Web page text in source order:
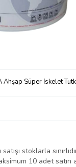
Süper İskelet
stoklarla
10 adet satın